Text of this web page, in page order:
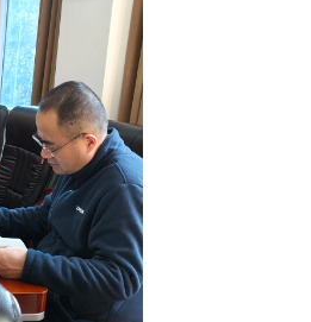
双清区人大常委会机关积极助力全国文明城市创建